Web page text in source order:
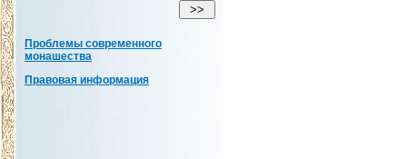
Проблемы современного
монашества
Правовая информация